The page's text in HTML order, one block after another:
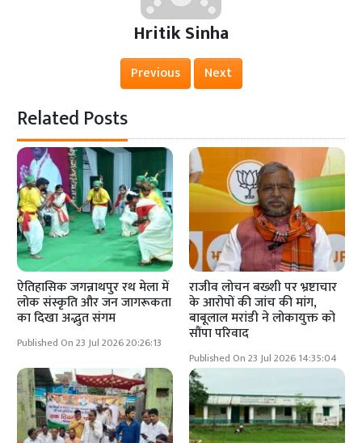
Hritik Sinha
Previous Next
Related Posts
ऐतिहासिक जगन्नाथपुर रथ मेला में
लोक संस्कृति और जन जागरूकता
का दिखा अद्भुत संगम
Published On 23 Jul 2026 20:26:13
राजीव लोचन बख्शी पर भ्रष्टाचार
के आरोपों की जांच की मांग,
बाबूलाल मरांडी ने लोकायुक्त को
सौंपा परिवाद
Published On 23 Jul 2026 14:35:04